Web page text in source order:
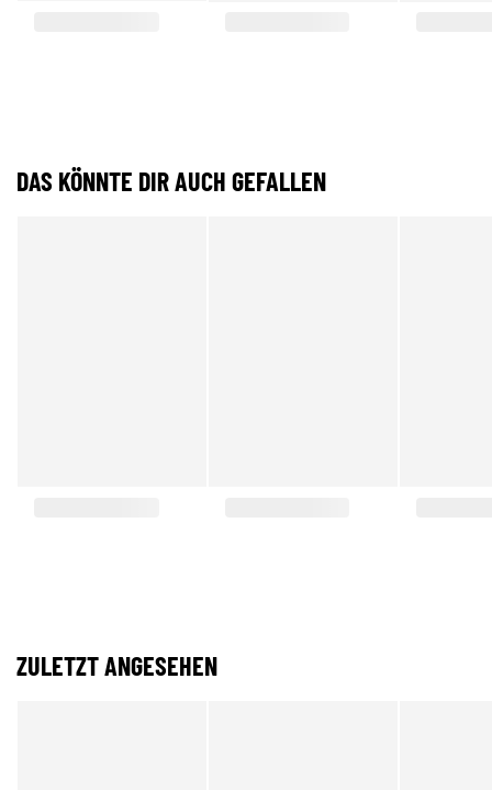
DAS KÖNNTE DIR AUCH GEFALLEN
ZULETZT ANGESEHEN